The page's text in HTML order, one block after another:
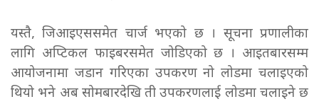
यस्तै, जिआइएससमेत चार्ज भएको छ । सूचना प्रणालीका
लागि अप्टिकल फाइबरसमेत जोडिएको छ । आइतबारसम्म
आयोजनामा जडान गरिएका उपकरण नो लोडमा चलाइएको
थियो भने अब सोमबारदेखि ती उपकरणलाई लोडमा चलाइने छ